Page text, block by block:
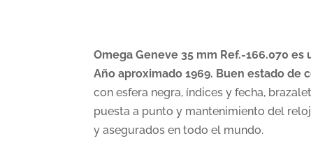
Omega Geneve 35 mm Ref.-166.070
Año aproximado 1969. Buen estado de
con esfera negra, índices y fecha,
puesta a punto y mantenimiento del
y asegurados en todo el mundo.